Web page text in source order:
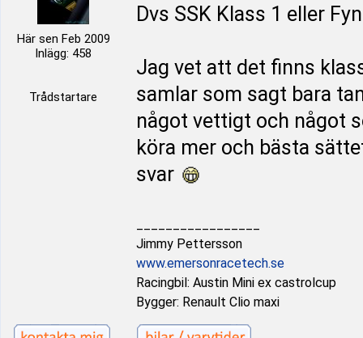
Här sen Feb 2009
Inlägg: 458
Trådstartare
Dvs SSK Klass 1 eller
Jag vet att det finns
samlar som sagt bara
något vettigt och något
köra mer och bästa
svar
Jimmy Pettersson
www.emersonracetech.se
Racingbil: Austin Mini ex castrolcup
Bygger: Renault Clio maxi